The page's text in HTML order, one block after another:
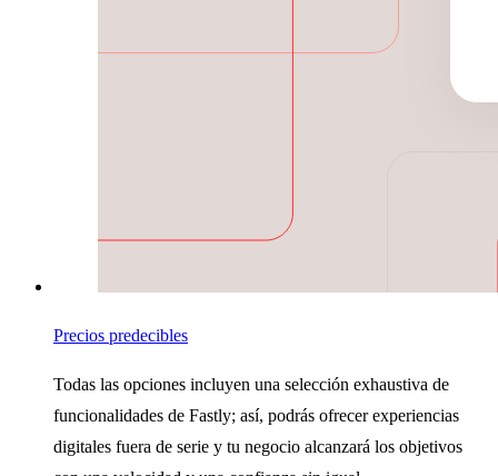
Precios predecibles
Todas las opciones incluyen una selección exhaustiva de
funcionalidades de Fastly; así, podrás ofrecer experiencias
digitales fuera de serie y tu negocio alcanzará los objetivos